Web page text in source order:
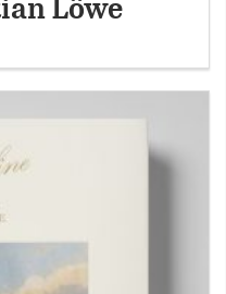
Löwe